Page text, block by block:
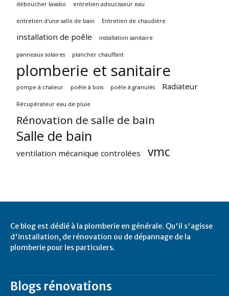
déboucher lavabo entretien adoucisseur eau
entretien d'une salle de bain Entretien de chaudière
installation de poêle installation sanitaire
panneaux solaires plancher chauffant
plomberie et sanitaire
pompe à chaleur poêle à bois poêle à granulés Radiateur
Récupérateur eau de pluie
Rénovation de salle de bain
Salle de bain
ventilation mécanique controlées vmc
Ce blog est dédié à la plomberie en générale. Qu'il s'agisse
d'installation, de rénovation ou de dépannage de la
plomberie pour les particulers.
Blogs rénovations